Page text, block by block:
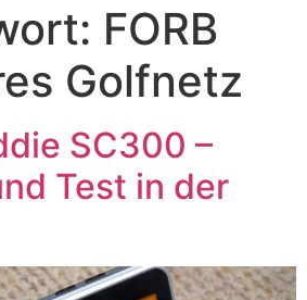
FORB
Golfnetz
SC300 –
Test in der